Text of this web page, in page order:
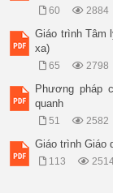
60 2884
Giáo trình Tâm
xa)
65 2798
Phương pháp
quanh
51 2582
Giáo trình Giáo
113